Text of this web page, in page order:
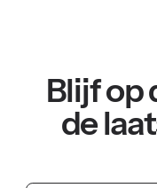
Blijf op
de